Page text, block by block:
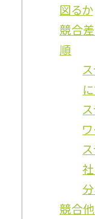
図るか
競合
順
競合